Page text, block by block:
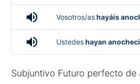
volume_up Vosotros/ashayáis
volume_up Ustedeshayan
Subjuntivo Futuro perfecto de